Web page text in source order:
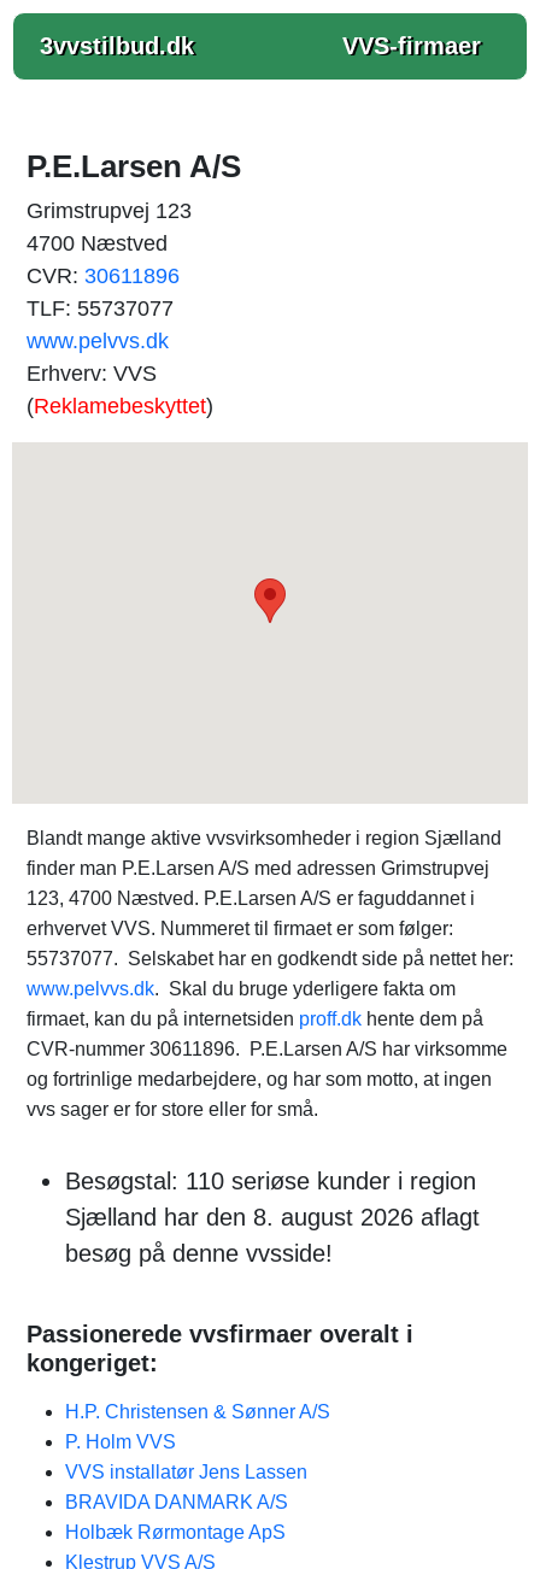
3vvstilbud.dk VVS-firmaer
P.E.Larsen A/S
Grimstrupvej 123
4700 Næstved
CVR: 30611896
TLF: 55737077
www.pelvvs.dk
Erhverv: VVS
(Reklamebeskyttet)
Blandt mange aktive vvsvirksomheder i region Sjælland
finder man P.E.Larsen A/S med adressen Grimstrupvej
123, 4700 Næstved. P.E.Larsen A/S er faguddannet i
erhvervet VVS. Nummeret til firmaet er som følger:
55737077. Selskabet har en godkendt side på nettet her:
www.pelvvs.dk. Skal du bruge yderligere fakta om
firmaet, kan du på internetsiden proff.dk hente dem på
CVR-nummer 30611896. P.E.Larsen A/S har virksomme
og fortrinlige medarbejdere, og har som motto, at ingen
vvs sager er for store eller for små.
Besøgstal: 110 seriøse kunder i region
Sjælland har den 8. august 2026 aflagt
besøg på denne vvsside!
Passionerede vvsfirmaer overalt i
kongeriget:
H.P. Christensen & Sønner A/S
P. Holm VVS
VVS installatør Jens Lassen
BRAVIDA DANMARK A/S
Holbæk Rørmontage ApS
Klestrup VVS A/S